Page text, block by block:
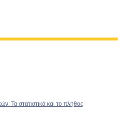
Τα στατιστικά και το πλήθος